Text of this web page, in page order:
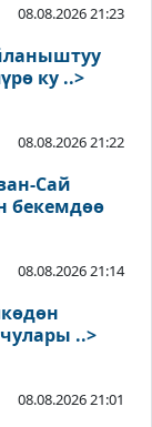
08.08.2026 21:23
ку ..>
08.08.2026 21:22
Сай
бекемдөө
08.08.2026 21:14
келген тоо куткаруучулары ..>
08.08.2026 21:01